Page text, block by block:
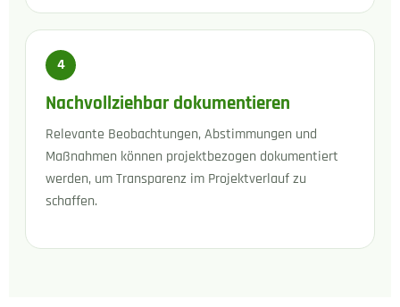
4
Nachvollziehbar dokumentieren
Relevante Beobachtungen, Abstimmungen und
Maßnahmen können projektbezogen dokumentiert
werden, um Transparenz im Projektverlauf zu
schaffen.